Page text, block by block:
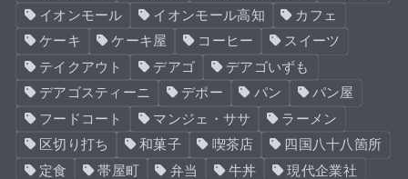
イオンモール
イオンモール高知
カフェ
ケーキ
ケーキ屋 コーヒー
スイーツ
テイクアウト
デアゴ
デアゴいずも
デアゴスティーニ
デポー パン
パン屋
フードコート
マンジェ・ササ
ラーメン
区切り打ち
和菓子 喫茶店
四国八十八箇所
定食
帯屋町 弁当 牛丼
現代企業社